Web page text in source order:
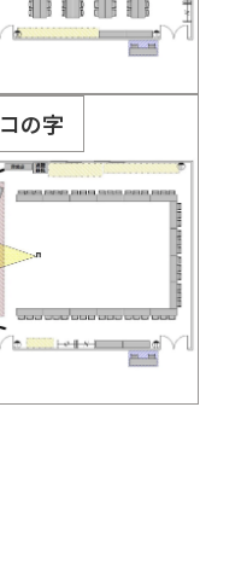
コの字